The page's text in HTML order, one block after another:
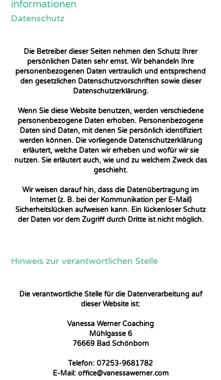
informationen
Datenschutz
Die Betreiber dieser Seiten nehmen den Schutz Ihrer
persönlichen Daten sehr ernst. Wir behandeln Ihre
personenbezogenen Daten vertraulich und entsprechend
den gesetzlichen Datenschutzvorschriften sowie dieser
Datenschutzerklärung.
Wenn Sie diese Website benutzen, werden verschiedene
personenbezogene Daten erhoben. Personenbezogene
Daten sind Daten, mit denen Sie persönlich identifiziert
werden können. Die vorliegende Datenschutzerklärung
erläutert, welche Daten wir erheben und wofür wir sie
nutzen. Sie erläutert auch, wie und zu welchem Zweck das
geschieht.
Wir weisen darauf hin, dass die Datenübertragung im
Internet (z. B. bei der Kommunikation per E-Mail)
Sicherheitslücken aufweisen kann. Ein lückenloser Schutz
der Daten vor dem Zugriff durch Dritte ist nicht möglich.
Hinweis zur verantwortlichen Stelle
Die verantwortliche Stelle für die Datenverarbeitung auf
dieser Website ist:
Vanessa Werner Coaching
Mühlgasse 6
76669 Bad Schönborn
Telefon: 07253-9681782
E-Mail: office@vanessawerner.com